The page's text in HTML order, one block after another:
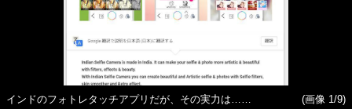
インドのフォトレタッチアプリだが、その実力は…… (画像 1/9)